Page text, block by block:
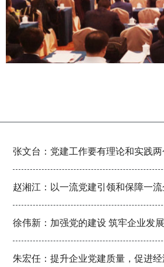
张文台：党建工作要有理论和实践
赵湘江：以一流党建引领和保障一
徐伟新：加强党的建设 筑牢企业发
朱宏任：提升企业党建质量，促进